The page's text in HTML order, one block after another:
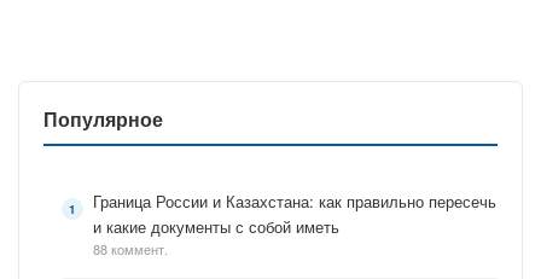
Популярное
Граница России и Казахстана: как правильно пересечь
и какие документы с собой иметь
88 коммент.